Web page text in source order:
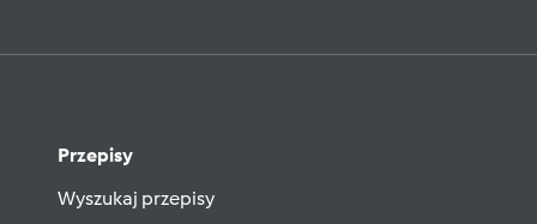
Przepisy
Wyszukaj przepisy